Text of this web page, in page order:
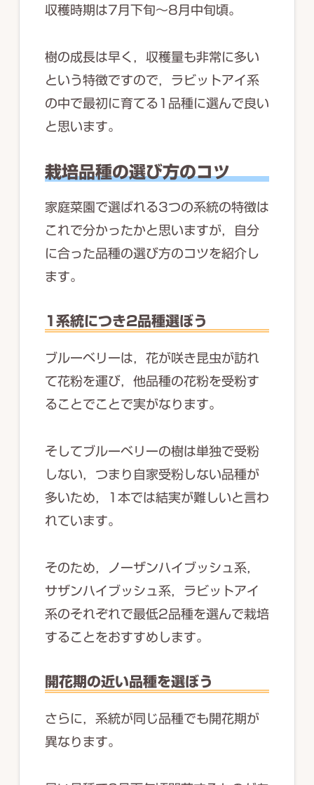
収穫時期は7月下旬～8月中旬頃。
樹の成長は早く，収穫量も非常に多い
という特徴ですので，ラビットアイ系
の中で最初に育てる1品種に選んで良い
と思います。
栽培品種の選び方のコツ
家庭菜園で選ばれる3つの系統の特徴は
これで分かったかと思いますが，自分
に合った品種の選び方のコツを紹介し
ます。
1系統につき2品種選ぼう
ブルーベリーは，花が咲き昆虫が訪れ
て花粉を運び，他品種の花粉を受粉す
ることでことで実がなります。
そしてブルーベリーの樹は単独で受粉
しない，つまり自家受粉しない品種が
多いため，1本では結実が難しいと言わ
れています。
そのため，ノーザンハイブッシュ系，
サザンハイブッシュ系，ラビットアイ
系のそれぞれで最低2品種を選んで栽培
することをおすすめします。
開花期の近い品種を選ぼう
さらに，系統が同じ品種でも開花期が
異なります。